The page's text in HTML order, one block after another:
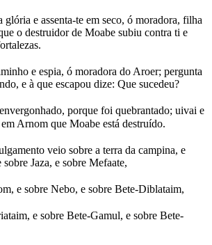
glória e assenta-te em seco, ó moradora, filha
o destruidor de Moabe subiu contra ti e
e espia, ó moradora do Aroer; pergunta
e à que escapou dize: Que sucedeu?
porque foi quebrantado; uivai e
Arnom que Moabe está destruído.
veio sobre a terra da campina, e
Jaza, e sobre Mefaate,
e sobre Nebo, e sobre Bete-Diblataim,
e sobre Bete-Gamul, e sobre Bete-